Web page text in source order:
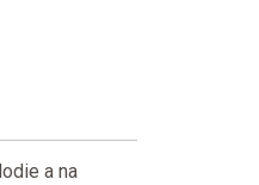
a na